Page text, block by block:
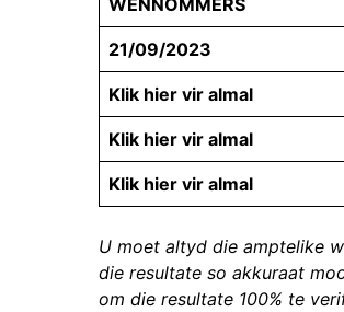
WENNOMMERS
21/09/2023
Klik hier vir almal
Klik hier vir almal
Klik hier vir almal
U moet altyd die amptelike
die resultate so akkuraat
om die resultate 100% te